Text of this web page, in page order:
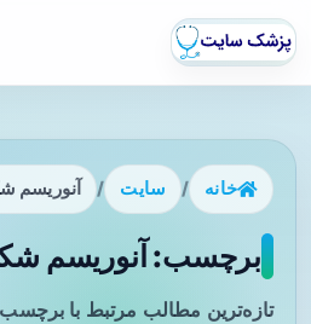
خانه / سایت / آنوریسم
برچسب: آنوریسم
تازه‌ترین مطالب مرتبط با